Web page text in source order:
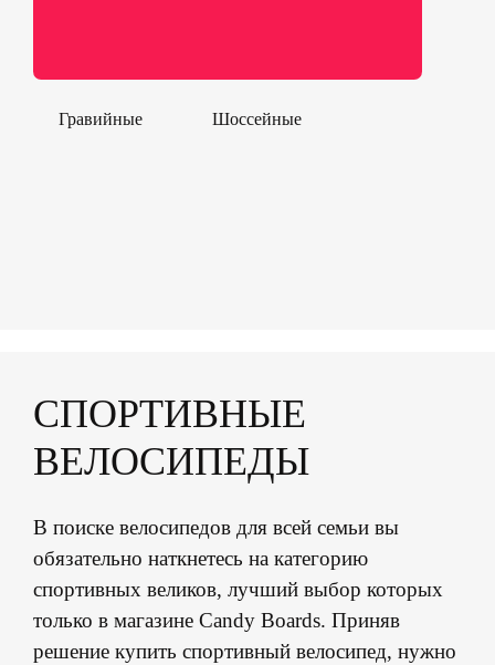
Гравийные Шоссейные
СПОРТИВНЫЕ
ВЕЛОСИПЕДЫ
В поиске велосипедов для всей семьи вы
обязательно наткнетесь на категорию
спортивных великов, лучший выбор которых
только в магазине Candy Boards. Приняв
решение купить спортивный велосипед, нужно